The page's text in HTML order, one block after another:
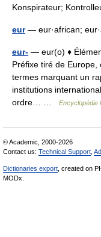
Konspirateur;
eur— eur·african;
eur- — eur(o) ♦
Préfixe tiré de
termes marquant un
institutions
ordre… …
Encyclopédie
© Academic, 2000-2026
Contact us: Technical Support
Dictionaries export , created on
MODx.